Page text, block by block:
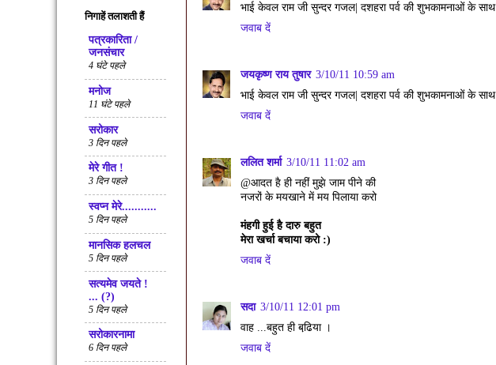
भाई केवल राम जी सुन्दर गजल| दशहरा पर्व की शुभकामनाओं के साथ
जवाब दें
जयकृष्ण राय तुषार 3/10/11 10:59 am
भाई केवल राम जी सुन्दर गजल| दशहरा पर्व की शुभकामनाओं के साथ
जवाब दें
ललित शर्मा 3/10/11 11:02 am
@आदत है ही नहीं मुझे जाम पीने की
नजरों के मयखाने में मय पिलाया करो
मंहगी हुई है दारु बहुत
मेरा खर्चा बचाया करो :)
जवाब दें
सदा 3/10/11 12:01 pm
वाह ...बहुत ही बढि़या ।
जवाब दें
निगाहें तलाशती हैं
पत्रकारिता /
जनसंचार
4 घंटे पहले
मनोज
11 घंटे पहले
सरोकार
3 दिन पहले
मेरे गीत !
3 दिन पहले
स्वप्न मेरे...........
5 दिन पहले
मानसिक हलचल
5 दिन पहले
सत्‍यमेव जयते !
... (?)
5 दिन पहले
सरोकारनामा
6 दिन पहले